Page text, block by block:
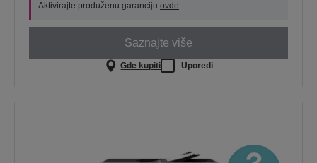
Aktivirajte produženu garanciju ovde
Saznajte više
Gde kupiti Uporedi